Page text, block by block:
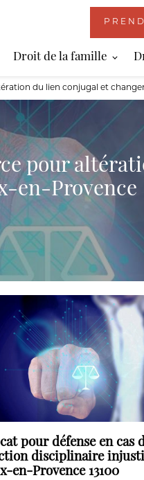
Droit de la famille
du lien conjugal et
pour
en-Provence
pour défense en cas
disciplinaire
en-Provence 13100